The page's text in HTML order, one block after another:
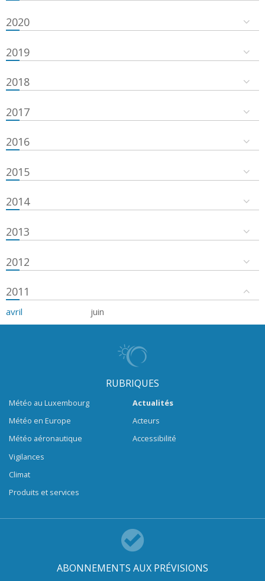
2020
2019
2018
2017
2016
2015
2014
2013
2012
2011
avril juin
RUBRIQUES
Météo au Luxembourg
Météo en Europe
Météo aéronautique
Vigilances
Climat
Produits et services
Actualités
Acteurs
Accessibilité
ABONNEMENTS AUX PRÉVISIONS